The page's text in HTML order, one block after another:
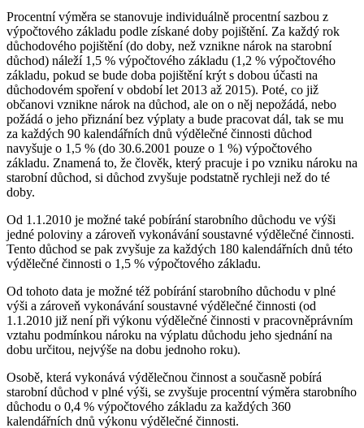
Procentní výměra se stanovuje individuálně procentní sazbou z
výpočtového základu podle získané doby pojištění. Za každý rok
důchodového pojištění (do doby, než vznikne nárok na starobní
důchod) náleží 1,5 % výpočtového základu (1,2 % výpočtového
základu, pokud se bude doba pojištění krýt s dobou účasti na
důchodovém spoření v období let 2013 až 2015). Poté, co již
občanovi vznikne nárok na důchod, ale on o něj nepožádá, nebo
požádá o jeho přiznání bez výplaty a bude pracovat dál, tak se mu
za každých 90 kalendářních dnů výdělečné činnosti důchod
navyšuje o 1,5 % (do 30.6.2001 pouze o 1 %) výpočtového
základu. Znamená to, že člověk, který pracuje i po vzniku nároku na
starobní důchod, si důchod zvyšuje podstatně rychleji než do té
doby.
Od 1.1.2010 je možné také pobírání starobního důchodu ve výši
jedné poloviny a zároveň vykonávání soustavné výdělečné činnosti.
Tento důchod se pak zvyšuje za každých 180 kalendářních dnů této
výdělečné činnosti o 1,5 % výpočtového základu.
Od tohoto data je možné též pobírání starobního důchodu v plné
výši a zároveň vykonávání soustavné výdělečné činnosti (od
1.1.2010 již není při výkonu výdělečné činnosti v pracovněprávním
vztahu podmínkou nároku na výplatu důchodu jeho sjednání na
dobu určitou, nejvýše na dobu jednoho roku).
Osobě, která vykonává výdělečnou činnost a současně pobírá
starobní důchod v plné výši, se zvyšuje procentní výměra starobního
důchodu o 0,4 % výpočtového základu za každých 360
kalendářních dnů výkonu výdělečné činnosti.